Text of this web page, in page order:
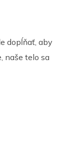
dopĺňať, aby
naše telo sa